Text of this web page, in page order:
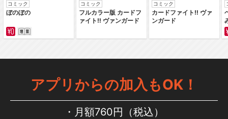
コミック
ぼのぼの
コミック
フルカラー版 カードフ
ァイト‼ ヴァンガード
コミック
カードファイト‼ ヴァ
ンガード
アプリからの加入もOK！
月額760円（税込）